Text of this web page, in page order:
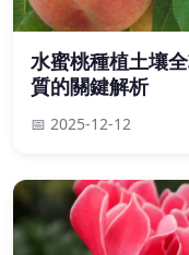
水蜜桃種植土壤
質的關鍵解析
📅 2025-12-12